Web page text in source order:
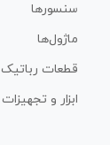
سنسورها
ماژول‌ها
قطعات رباتیک
ابزار و تجهیزات